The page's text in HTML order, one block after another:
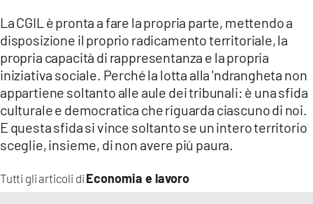
Tutti gli articoli di Economia e lavoro
La CGIL è pronta a fare la propria parte, mettendo a
disposizione il proprio radicamento territoriale, la
propria capacità di rappresentanza e la propria
iniziativa sociale. Perché la lotta alla 'ndrangheta non
appartiene soltanto alle aule dei tribunali: è una sfida
culturale e democratica che riguarda ciascuno di noi.
E questa sfida si vince soltanto se un intero territorio
sceglie, insieme, di non avere più paura.